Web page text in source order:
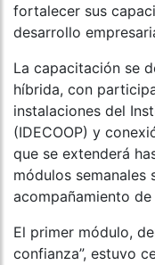
fortalecer sus
desarrollo
La capacitación se
híbrida, con
instalaciones del
(IDECOOP) y
que se extenderá
módulos semanales
acompañamiento
El primer módulo,
confianza”, estuvo